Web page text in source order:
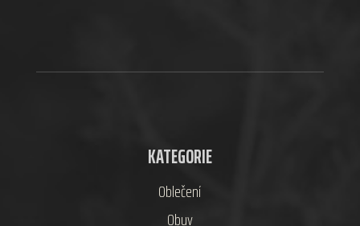
KATEGORIE
Oblečení
Obuv